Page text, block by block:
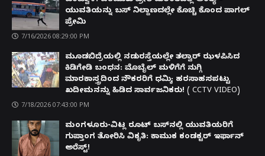
ಯುವತಿಯನ್ನು ಬಸ್ ನಿಲ್ದಾಣದಲ್ಲೇ ಕೊಚ್ಚಿ ಕೊಂದ ಪಾಗಲ್
ಪ್ರೇಮಿ
7/16/2026 08:29:00 PM
ಮೂಡಬಿದ್ರೆಯಲ್ಲಿ ನಡುರಸ್ತೆಯಲ್ಲೇ ತಲ್ವಾರ್ ಝಳಪಿಸಿದ
ಕಿಡಿಗೇಡಿ ಬಂಧನ: ಮೊಬೈಲ್ ಮಳಿಗೆಗೆ ನುಗ್ಗಿ
ಮಾರಕಾಸ್ತ್ರದಿಂದ ನೌಕರರಿಗೆ ಧಮ್ಕಿ; ಹರಸಾಹಸಪಟ್ಟು
ಖದೀಮನನ್ನು ಹಿಡಿದ ಸಾರ್ವಜನಿಕರು! ( CCTV VIDEO)
7/18/2026 07:43:00 PM
ಮಂಗಳೂರು-ವಿಟ್ಲ ರೂಟ್ ಬಸ್‌ನಲ್ಲಿ ಯುವತಿಯರಿಗೆ
ಗುಪ್ತಾಂಗ ತೋರಿಸಿ ವಿಕೃತಿ: ಕಾಮುಕ ಕಂಡಕ್ಟರ್ ಇರ್ಫಾನ್
ಅರೆಸ್ಟ್!